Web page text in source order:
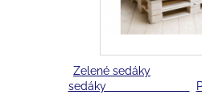
Zelené sedáky
sedáky